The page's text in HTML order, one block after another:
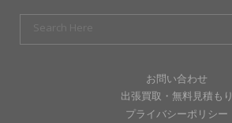
お問い合わせ
出張買取・無料見積もり
プライバシーポリシー